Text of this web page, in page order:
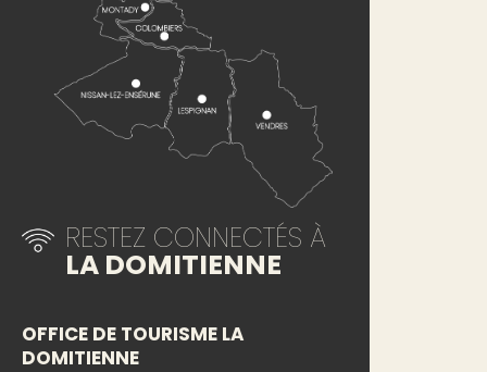
RESTEZ CONNECTÉS À
LA DOMITIENNE
OFFICE DE TOURISME LA
DOMITIENNE